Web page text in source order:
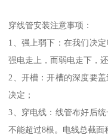
穿线管安装注意事项：
1、强上弱下：在我们决
强电走上，而弱电走下，
2、开槽：开槽的深度要
决定；
3、穿电线：线管布好后
不能超过8根。电线总截面